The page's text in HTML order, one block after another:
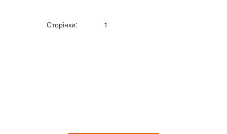
Сторінки: 1